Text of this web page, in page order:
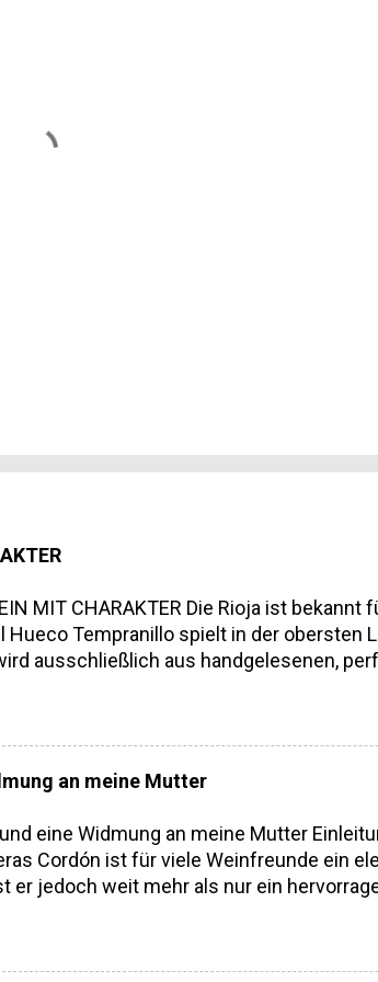
MIT CHARAKTER Die Rioja ist
Tempranillo spielt in der obersten
ausschließlich aus handgelesenen,
Als offizieller Lieferant des Papstes
– Frische trifft Eleganz Der
an meine Mutter
eine Widmung an meine Mutter
Cordón ist für viele Weinfreunde ein
jedoch weit mehr als nur ein
Bodega Heras Cordón entwickelten,